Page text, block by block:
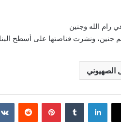
رام الله وجنين
جنين، ونشرت قناصتها على أسطح
الصهيوني
لينكدإن بينتيريست